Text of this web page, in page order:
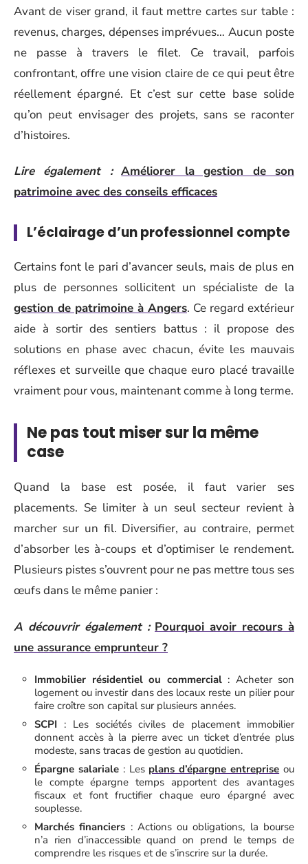
Avant de viser grand, il faut mettre cartes sur table :
revenus, charges, dépenses imprévues… Aucun poste
ne passe à travers le filet. Ce travail, parfois
confrontant, offre une vision claire de ce qui peut être
réellement épargné. Et c’est sur cette base solide
qu’on peut envisager des projets, sans se raconter
d’histoires.
Lire également : Améliorer la gestion de son
patrimoine avec des conseils efficaces
L’éclairage d’un professionnel compte
Certains font le pari d’avancer seuls, mais de plus en
plus de personnes sollicitent un spécialiste de la
gestion de patrimoine à Angers. Ce regard extérieur
aide à sortir des sentiers battus : il propose des
solutions en phase avec chacun, évite les mauvais
réflexes et surveille que chaque euro placé travaille
vraiment pour vous, maintenant comme à long terme.
Ne pas tout miser sur la même
case
Quand la base est posée, il faut varier ses
placements. Se limiter à un seul secteur revient à
marcher sur un fil. Diversifier, au contraire, permet
d’absorber les à-coups et d’optimiser le rendement.
Plusieurs pistes s’ouvrent pour ne pas mettre tous ses
œufs dans le même panier :
A découvrir également : Pourquoi avoir recours à
une assurance emprunteur ?
Immobilier résidentiel ou commercial: Acheter son
logement ou investir dans des locaux reste un pilier pour
faire croître son capital sur plusieurs années.
SCPI : Les sociétés civiles de placement immobilier
donnent accès à la pierre avec un ticket d’entrée plus
modeste, sans tracas de gestion au quotidien.
Épargne salariale: Les plans d’épargne entreprise ou
le compte épargne temps apportent des avantages
fiscaux et font fructifier chaque euro épargné avec
souplesse.
Marchés financiers : Actions ou obligations, la bourse
n’a rien d’inaccessible quand on prend le temps de
comprendre les risques et de s’inscrire sur la durée.